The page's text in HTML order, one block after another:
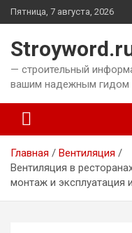
Перейти
к
Пятница, 7 августа, 2026
— строительный
вашим надежным гидом
Главная
Вентиляция
Вентиляция в
монтаж и эксплуатация